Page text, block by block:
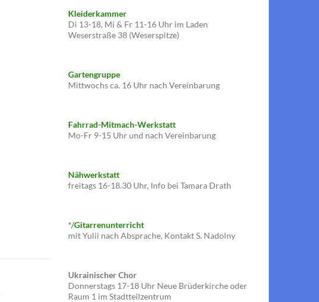
Kleiderkammer
Di 13-18, Mi & Fr 11-16 Uhr im Laden
Weserstraße 38 (Weserspitze)
Gartengruppe
Mittwochs ca. 16 Uhr nach Vereinbarung
Fahrrad-Mitmach-Werkstatt
Mo-Fr 9-15 Uhr und nach Vereinbarung
Nähwerkstatt
freitags 16-18.30 Uhr, Info bei Tamara Drath
*/Gitarrenunterricht
mit Yulii nach Absprache, Kontakt S. Nadolny
Ukrainischer Chor
Donnerstags 17-18 Uhr Neue Brüderkirche oder
Raum 1 im Stadtteilzentrum